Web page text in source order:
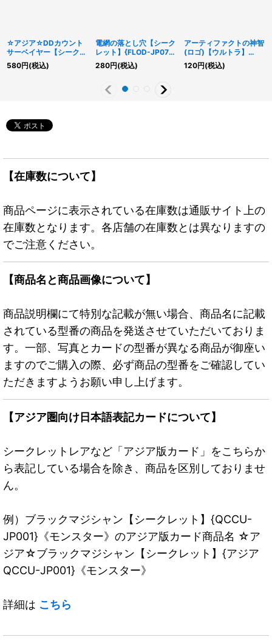
☆アジア☆DDカウント
サーベイヤー【シークレ
ット】{アジア25PP-
JP014}《モンスター》
580円(税込)
電網の落とし穴【シーク
レット】{FLOD-JP076}
《罠》
280円(税込)
アーティファクトの神智
(ロゴ)【ウルトラ】
{TDS2-JP036}《罠》
120円(税込)
【在庫数について】
商品ページに表示されている在庫数は通販サイト上の
在庫数となります。各店舗の在庫数とは異なりますの
でご注意ください。
【商品名と商品画像について】
商品説明欄にて特別な記載が無い場合、商品名に記載
されている型番の商品を発送させていただいておりま
す。一部、写真とカードの型番が異なる商品が御座い
ますのでご購入の際、必ず商品の型番をご確認してい
ただきますようお願い申し上げます。
【アジア圏向け日本語表記カードについて】
シークレットレアなど「アジア版カード」をこちらか
ら表記している場合を除き、商品を区別しておりませ
ん。
例）ブラックマジシャン【シークレット】{QCCU-
JP001}《モンスター》のアジア版カード商品名 ☆ア
ジア☆ブラックマジシャン【シークレット】{アジア
QCCU-JP001}《モンスター》
詳細は こちら